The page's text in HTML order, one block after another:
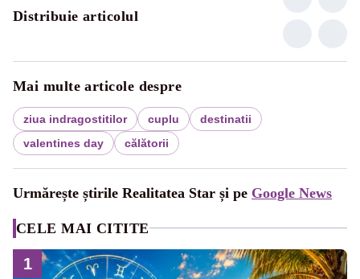
Distribuie articolul
Mai multe articole despre
ziua indragostitilor cuplu
destinatii
valentines day
călătorii
Urmărește știrile Realitatea Star și pe Google News
CELE MAI CITITE
1